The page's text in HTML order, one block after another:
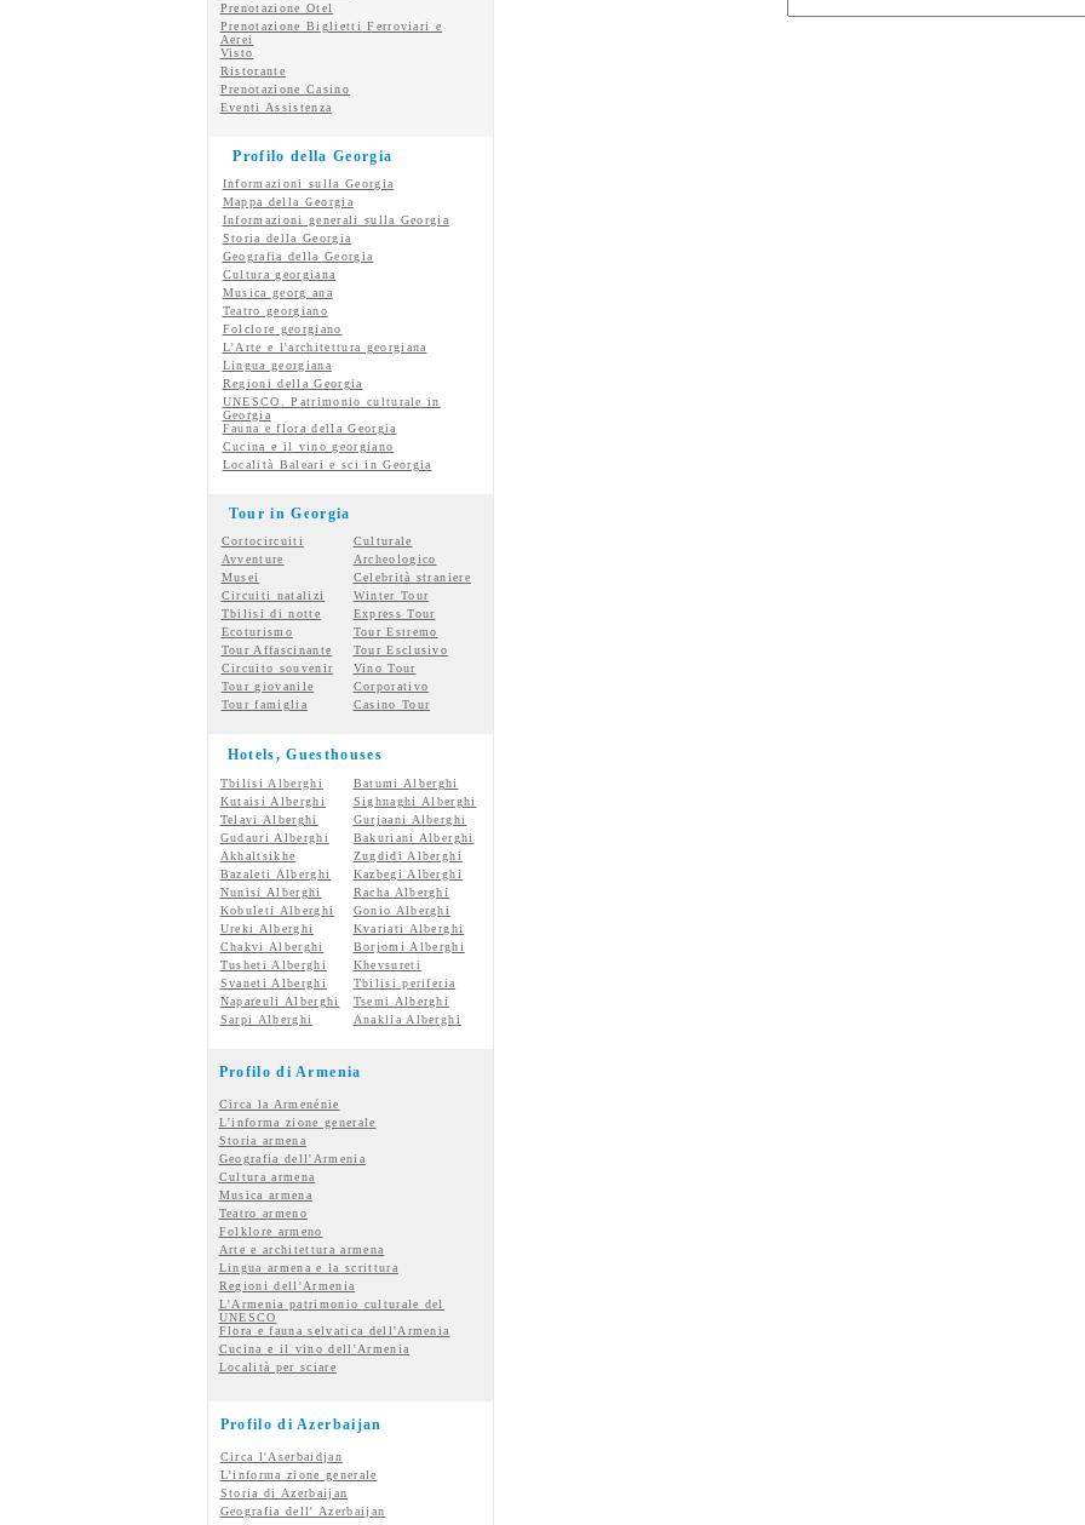
Prenotazione Otel
Prenotazione Biglietti Ferroviari e
Aerei
Visto
Ristorante
Prenotazione Casino
Eventi Assistenza
Profilo della Georgia
Informazioni sulla Georgia
Mappa della Georgia
Informazioni generali sulla Georgia
Storia della Georgia
Geografia della Georgia
Cultura georgiana
Musica georgiana
Teatro georgiano
Folclore georgiano
L'Arte e l'architettura georgiana
Lingua georgiana
Regioni della Georgia
UNESCO. Patrimonio culturale in
Georgia
Fauna e flora della Georgia
Cucina e il vino georgiano
Località Baleari e sci in Georgia
Tour in Georgia
Cortocircuiti
Culturale
Avventure
Archeologico
Musei
Celebrità straniere
Circuiti natalizi
Winter Tour
Tbilisi di notte
Express Tour
Ecoturismo
Tour Estremo
Tour Affascinante
Tour Esclusivo
Circuito souvenir
Vino Tour
Tour giovanile
Corporativo
Tour famiglia
Casino Tour
Hotels, Guesthouses
Tbilisi Alberghi
Batumi Alberghi
Kutaisi Alberghi
Sighnaghi Alberghi
Telavi Alberghi
Gurjaani Alberghi
Gudauri Alberghi
Bakuriani Alberghi
Akhaltsikhe
Zugdidi Alberghi
Bazaleti Alberghi
Kazbegi Alberghi
Nunisi Alberghi
Racha Alberghi
Kobuleti Alberghi
Gonio Alberghi
Ureki Alberghi
Kvariati Alberghi
Chakvi Alberghi
Borjomi Alberghi
Tusheti Alberghi
Khevsureti
Svaneti Alberghi
Tbilisi periferia
Napareuli Alberghi
Tsemi Alberghi
Sarpi Alberghi
Anaklia Alberghi
Profilo di Armenia
Circa la Armenénie
L'informa zione generale
Storia armena
Geografia dell'Armenia
Cultura armena
Musica armena
Teatro armeno
Folklore armeno
Arte e architettura armena
Lingua armena e la scrittura
Regioni dell'Armenia
L'Armenia patrimonio culturale del
UNESCO
Flora e fauna selvatica dell'Armenia
Cucina e il vino dell'Armenia
Località per sciare
Profilo di Azerbaijan
Circa l'Aserbaidjan
L'informa zione generale
Storia di Azerbaijan
Geografia dell' Azerbaijan